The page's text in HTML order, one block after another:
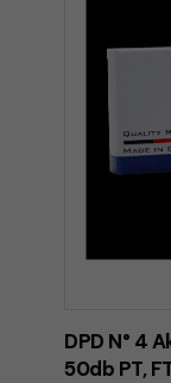
DPD N° 4
50db PT,